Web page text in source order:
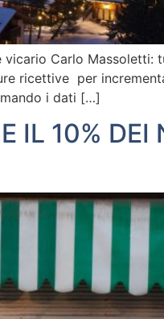
Carlo Massoletti:
ricettive per
i dati […]
IL 10% DEI